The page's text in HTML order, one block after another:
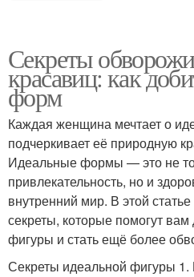
Секреты
красавиц: как
форм
Каждая женщина мечтает о
подчеркивает её природную
Идеальные формы — это не
привлекательность, но и
внутренний мир. В этой
секреты, которые помогут
фигуры и стать ещё более
Секреты идеальной фигуры